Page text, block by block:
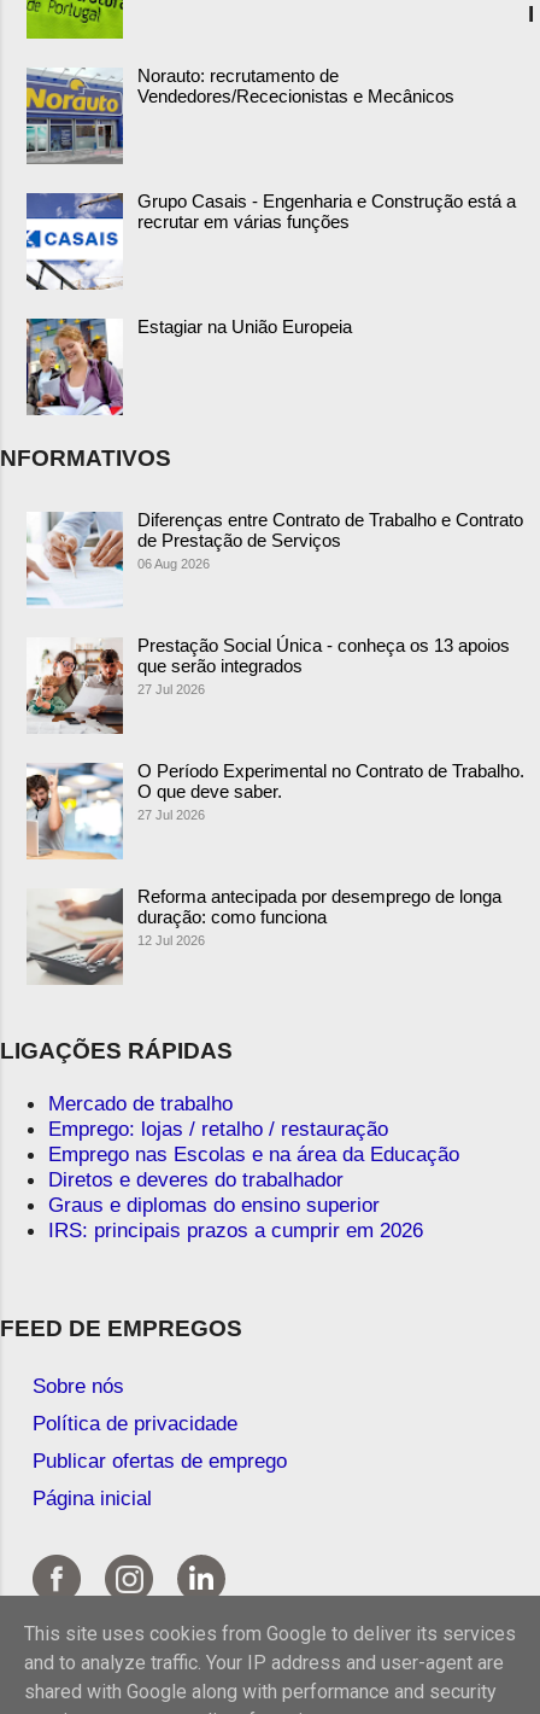
Norauto: recrutamento de
Vendedores/Rececionistas e Mecânicos
Grupo Casais - Engenharia e Construção está a
recrutar em várias funções
Estagiar na União Europeia
I
NFORMATIVOS
Diferenças entre Contrato de Trabalho e Contrato
de Prestação de Serviços
06 Aug 2026
Prestação Social Única - conheça os 13 apoios
que serão integrados
27 Jul 2026
O Período Experimental no Contrato de Trabalho.
O que deve saber.
27 Jul 2026
Reforma antecipada por desemprego de longa
duração: como funciona
12 Jul 2026
LIGAÇÕES RÁPIDAS
Mercado de trabalho
Emprego: lojas / retalho / restauração
Emprego nas Escolas e na área da Educação
Diretos e deveres do trabalhador
Graus e diplomas do ensino superior
IRS: principais prazos a cumprir em 2026
FEED DE EMPREGOS
Sobre nós
Política de privacidade
Publicar ofertas de emprego
Página inicial
This site uses cookies from Google to deliver its services
and to analyze traffic. Your IP address and user-agent are
shared with Google along with performance and security